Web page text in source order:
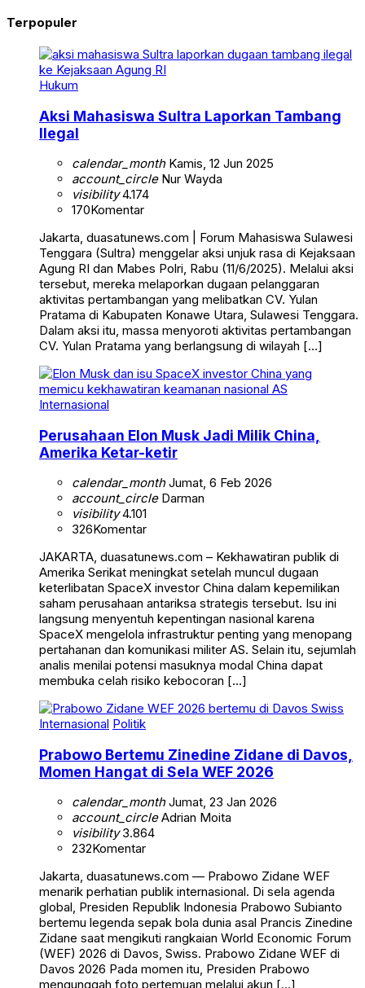
Terpopuler
Hukum
Aksi Mahasiswa Sultra Laporkan Tambang
Ilegal
calendar_monthKamis, 12 Jun 2025
account_circleNur Wayda
visibility4.174
170Komentar
Jakarta, duasatunews.com | Forum Mahasiswa Sulawesi
Tenggara (Sultra) menggelar aksi unjuk rasa di Kejaksaan
Agung RI dan Mabes Polri, Rabu (11/6/2025). Melalui aksi
tersebut, mereka melaporkan dugaan pelanggaran
aktivitas pertambangan yang melibatkan CV. Yulan
Pratama di Kabupaten Konawe Utara, Sulawesi Tenggara.
Dalam aksi itu, massa menyoroti aktivitas pertambangan
CV. Yulan Pratama yang berlangsung di wilayah […]
Internasional
Perusahaan Elon Musk Jadi Milik China,
Amerika Ketar-ketir
calendar_monthJumat, 6 Feb 2026
account_circleDarman
visibility4.101
326Komentar
JAKARTA, duasatunews.com – Kekhawatiran publik di
Amerika Serikat meningkat setelah muncul dugaan
keterlibatan SpaceX investor China dalam kepemilikan
saham perusahaan antariksa strategis tersebut. Isu ini
langsung menyentuh kepentingan nasional karena
SpaceX mengelola infrastruktur penting yang menopang
pertahanan dan komunikasi militer AS. Selain itu, sejumlah
analis menilai potensi masuknya modal China dapat
membuka celah risiko kebocoran […]
Internasional Politik
Prabowo Bertemu Zinedine Zidane di Davos,
Momen Hangat di Sela WEF 2026
calendar_monthJumat, 23 Jan 2026
account_circleAdrian Moita
visibility3.864
232Komentar
Jakarta, duasatunews.com — Prabowo Zidane WEF
menarik perhatian publik internasional. Di sela agenda
global, Presiden Republik Indonesia Prabowo Subianto
bertemu legenda sepak bola dunia asal Prancis Zinedine
Zidane saat mengikuti rangkaian World Economic Forum
(WEF) 2026 di Davos, Swiss. Prabowo Zidane WEF di
Davos 2026 Pada momen itu, Presiden Prabowo
mengunggah foto pertemuan melalui akun […]